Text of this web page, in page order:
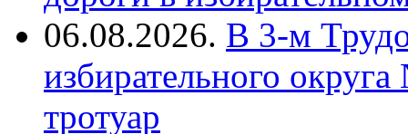
06.08.2026. В 3-м
избирательного
тротуар